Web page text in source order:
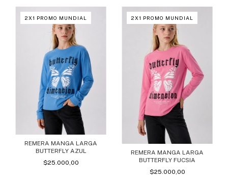
2X1 PROMO MUNDIAL
REMERA MANGA LARGA
BUTTERFLY AZUL
$25.000,00
2X1 PROMO MUNDIAL
REMERA MANGA LARGA
BUTTERFLY FUCSIA
$25.000,00